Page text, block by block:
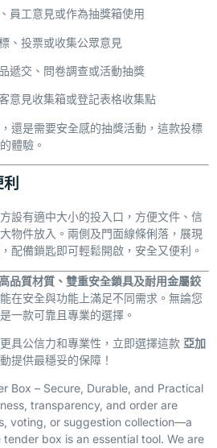
員工意見或作為抽獎箱使用
、投票或收集公眾意見
遞交、問卷調查或活動抽獎
意見收集箱或登記表格收集點
還是需要安全感的抽獎活動，這款投標
體驗。
設有適中大小的投入口，方便文件、信
物件放入。兩側及門面線條俐落，展現
配備鎖匙即可輕鬆開啟，安全又便利。
品質材質、雙重安全鎖具及耐用金屬鉸
在安全與功能上滿足不同需求。無論您
一款可靠且專業的選擇。
具公信力和專業性，立即選擇這款 亞加
提供最穩妥的保障！
Box – Secure, Durable, and Practical
transparency, and order are
voting, or suggestion collection—a
box is an essential tool. We are